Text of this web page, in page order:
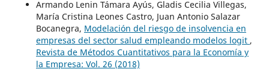
Armando Lenin Támara Ayús, Gladis Cecilia Villegas,
María Cristina Leones Castro, Juan Antonio Salazar
Bocanegra, Modelación del riesgo de insolvencia en
empresas del sector salud empleando modelos logit ,
Revista de Métodos Cuantitativos para la Economía y
la Empresa: Vol. 26 (2018)